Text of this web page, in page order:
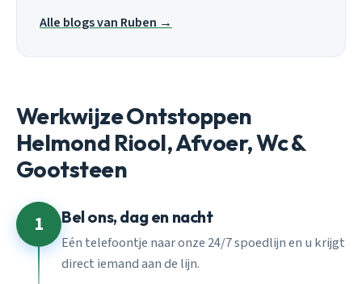
Alle blogs van Ruben →
Werkwijze Ontstoppen
Helmond Riool, Afvoer, Wc &
Gootsteen
1 Bel ons, dag en nacht
Eén telefoontje naar onze 24/7 spoedlijn en u krijgt
direct iemand aan de lijn.